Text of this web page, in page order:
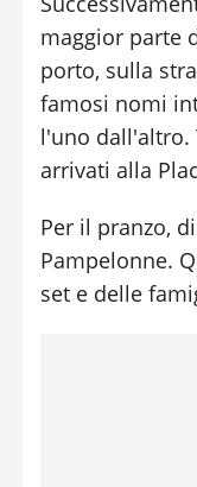
maggior parte
porto, sulla
famosi nomi
l'uno dall'altro.
arrivati alla
Per il pranzo,
Pampelonne.
set e delle